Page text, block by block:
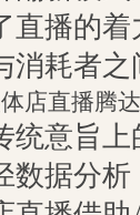
直播的
消耗者
店直播腾
意旨上
数据分